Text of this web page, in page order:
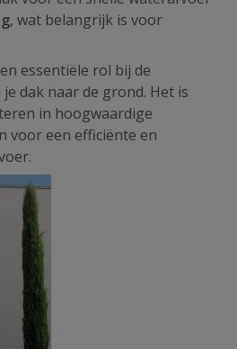
, wat belangrijk is voor
essentiële rol bij de
je dak naar de grond. Het is
in hoogwaardige
voor een efficiënte en